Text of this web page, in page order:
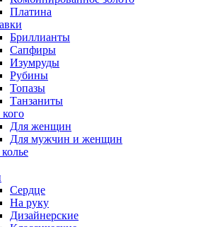
Платина
Бриллианты
Сапфиры
Изумруды
Рубины
Топазы
Танзаниты
Для женщин
Для мужчин и женщин
Сердце
На руку
Дизайнерские